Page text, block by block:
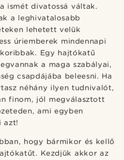
ismét divatossá váltak.
a leghivatalosabb
lehetett velük
úriemberek mindennapi
Egy hajtókatű
a maga szabályai,
csapdájába beleesni. Ha
néhány ilyen tudnivalót,
finom, jól megválasztott
ami egyben
azt!
hogy bármikor és kellő
Kezdjük akkor az